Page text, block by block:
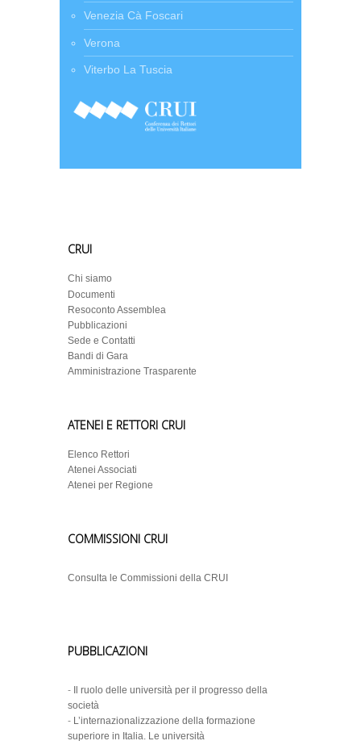
Venezia Cà Foscari
Verona
Viterbo La Tuscia
CRUI
Chi siamo
Documenti
Resoconto Assemblea
Pubblicazioni
Sede e Contatti
Bandi di Gara
Amministrazione Trasparente
ATENEI E RETTORI CRUI
Elenco Rettori
Atenei Associati
Atenei per Regione
COMMISSIONI CRUI
Consulta le Commissioni della CRUI
PUBBLICAZIONI
-
Il ruolo delle università per il progresso della
società
- L’internazionalizzazione della formazione
superiore in Italia. Le università